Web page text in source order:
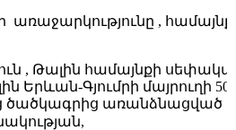
առաջարկությունը ,
, Թալին համայնքի
Երևան-Գյումրի մայրուղի 50
ծածկագր ից առանձնացված